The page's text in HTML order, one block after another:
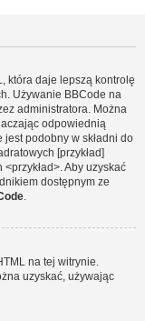
która daje lepszą kontrolę
Używanie BBCode na
administratora. Można
odpowiednią
podobny w składni do
[przykład]
Aby uzyskać
dostępnym ze
.
na tej witrynie.
uzyskać, używając